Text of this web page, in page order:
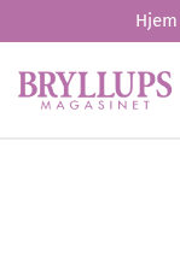
Hjem